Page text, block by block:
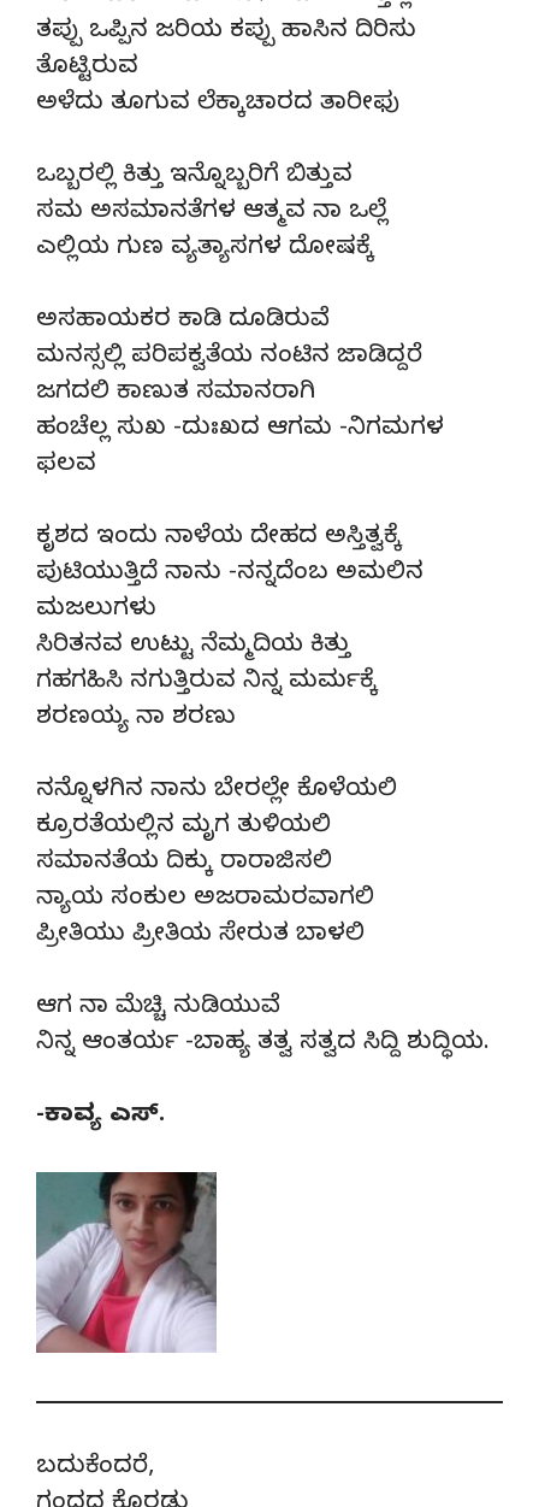
ತಪ್ಪು ಒಪ್ಪಿನ ಜರಿಯ ಕಪ್ಪು ಹಾಸಿನ ದಿರಿಸು
ತೊಟ್ಟಿರುವ
ಅಳೆದು ತೂಗುವ ಲೆಕ್ಕಾಚಾರದ ತಾರೀಫು
ಒಬ್ಬರಲ್ಲಿ ಕಿತ್ತು ಇನ್ನೊಬ್ಬರಿಗೆ ಬಿತ್ತುವ
ಸಮ ಅಸಮಾನತೆಗಳ ಆತ್ಮವ ನಾ ಒಲ್ಲೆ
ಎಲ್ಲಿಯ ಗುಣ ವ್ಯತ್ಯಾಸಗಳ ದೋಷಕ್ಕೆ
ಅಸಹಾಯಕರ ಕಾಡಿ ದೂಡಿರುವೆ
ಮನಸ್ಸಲ್ಲಿ ಪರಿಪಕ್ವತೆಯ ನಂಟಿನ ಜಾಡಿದ್ದರೆ
ಜಗದಲಿ ಕಾಣುತ ಸಮಾನರಾಗಿ
ಹಂಚೆಲ್ಲ ಸುಖ -ದುಃಖದ ಆಗಮ -ನಿಗಮಗಳ
ಫಲವ
ಕೃಶದ ಇಂದು ನಾಳೆಯ ದೇಹದ ಅಸ್ತಿತ್ವಕ್ಕೆ
ಪುಟಿಯುತ್ತಿದೆ ನಾನು -ನನ್ನದೆಂಬ ಅಮಲಿನ
ಮಜಲುಗಳು
ಸಿರಿತನವ ಉಟ್ಟು ನೆಮ್ಮದಿಯ ಕಿತ್ತು
ಗಹಗಹಿಸಿ ನಗುತ್ತಿರುವ ನಿನ್ನ ಮರ್ಮಕ್ಕೆ
ಶರಣಯ್ಯ ನಾ ಶರಣು
ನನ್ನೊಳಗಿನ ನಾನು ಬೇರಲ್ಲೇ ಕೊಳೆಯಲಿ
ಕ್ರೂರತೆಯಲ್ಲಿನ ಮೃಗ ತುಳಿಯಲಿ
ಸಮಾನತೆಯ ದಿಕ್ಕು ರಾರಾಜಿಸಲಿ
ನ್ಯಾಯ ಸಂಕುಲ ಅಜರಾಮರವಾಗಲಿ
ಪ್ರೀತಿಯು ಪ್ರೀತಿಯ ಸೇರುತ ಬಾಳಲಿ
ಆಗ ನಾ ಮೆಚ್ಚಿ ನುಡಿಯುವೆ
ನಿನ್ನ ಆಂತರ್ಯ -ಬಾಹ್ಯ ತತ್ವ ಸತ್ವದ ಸಿದ್ದಿ ಶುದ್ಧಿಯ.
-ಕಾವ್ಯ ಎಸ್.
ಬದುಕೆಂದರೆ,